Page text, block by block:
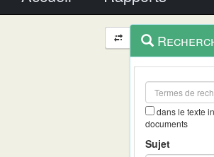
Navigation
et
outils
contextuel
dans le texte
documents
Sujet